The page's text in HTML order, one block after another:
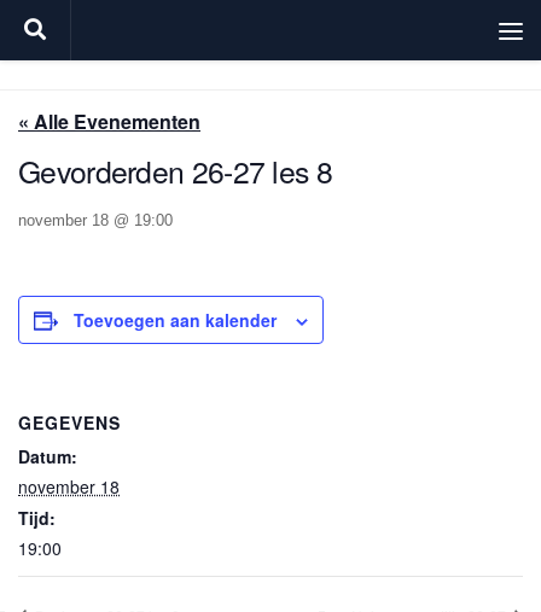
Doorgaan naar inhoud
« Alle Evenementen
Gevorderden 26-27 les 8
november 18 @ 19:00
Toevoegen aan kalender
GEGEVENS
Datum:
november 18
Tijd:
19:00